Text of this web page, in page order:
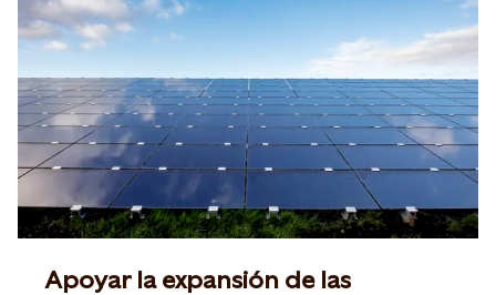
Apoyar la expansión de las